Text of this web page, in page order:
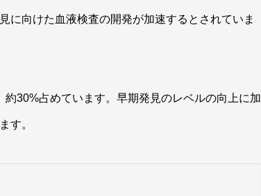
に向けた血液検査の開発が加速するとされていま
30%占めています。早期発見のレベルの向上に加
す。